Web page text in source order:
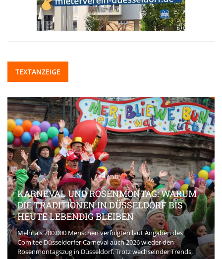
TEXTANZEIGE
KARNEVAL UND ROSENMONTAG: WARUM
DIE TRADITIONEN IN DÜSSELDORF BIS
HEUTE LEBENDIG BLEIBEN
Mehr als 700.000 Menschen verfolgten laut Angaben des
Comitee Düsseldorfer Carneval auch 2026 wieder den
Rosenmontagszug in Düsseldorf. Trotz wechselnder Trends,